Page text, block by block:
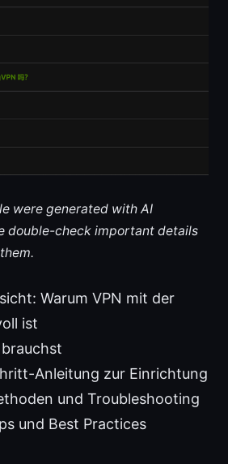
were generated with AI
double-check important details
Warum VPN mit der
ist
Anleitung zur Einrichtung
und Troubleshooting
und Best Practices